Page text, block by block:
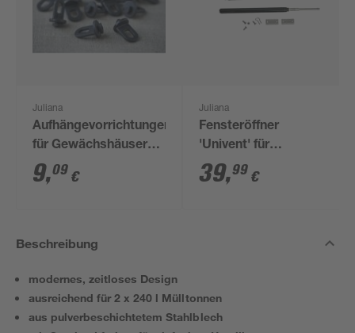
Juliana
Aufhängevorrichtungen
für Gewächshäuser
schwarz 20 Stück
9,09 €
Juliana
Fensteröffner
'Univent' für
Gewächshäuser
39,99 €
Beschreibung
modernes, zeitloses Design
ausreichend für 2 x 240 l Mülltonnen
aus pulverbeschichtetem Stahlblech